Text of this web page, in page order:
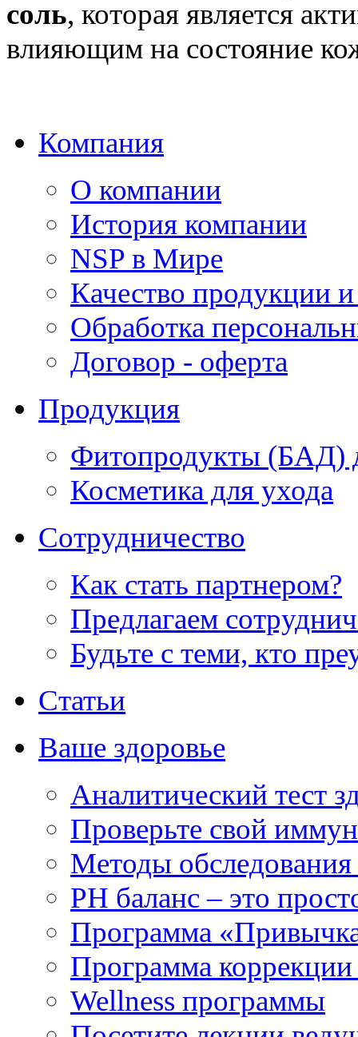
соль, которая является
влияющим на состояние
Компания
О компании
История компании
NSP в Мире
Качество продукции
Обработка
Договор - оферта
Продукция
Фитопродукты (БАД)
Косметика для ухода
Сотрудничество
Как стать партнером?
Предлагаем
Будьте с теми, кто
Статьи
Ваше здоровье
Аналитический тест
Проверьте свой
Методы обследования
РH баланс – это
Программа
Программа коррекции
Wellness программы